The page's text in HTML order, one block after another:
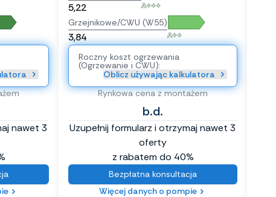
nawet 3
5,22 A+++
Grzejnikowe/CWU (W55)
3,84 A++
Roczny koszt ogrzewania
(Ogrzewanie i CWU):
Oblicz używając kalkulatora
Rynkowa cena z montażem
b.d.
Uzupełnij formularz i otrzymaj nawet 3
oferty
z rabatem do 40%
Bezpłatna konsultacja
Więcej danych o pompie